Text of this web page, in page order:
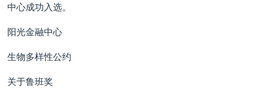
中心成功入选。
阳光金融中心
生物多样性公约
关于鲁班奖